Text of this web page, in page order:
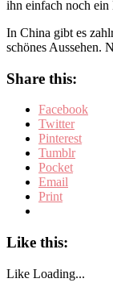
ihn einfach noch ein
In China gibt es
schönes Aussehen.
Share this:
Facebook
Twitter
Pinterest
Tumblr
Pocket
Email
Print
Like this:
Like Loading...